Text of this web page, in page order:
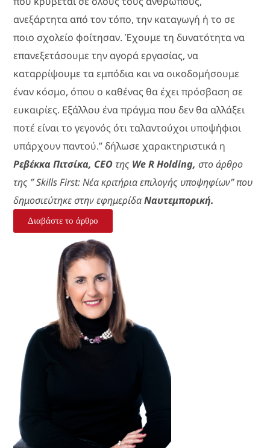
ανεξάρτητα από τον τόπο, την καταγωγή ή το σε
ποιο σχολείο φοίτησαν. Έχουμε τη δυνατότητα να
επανεξετάσουμε την αγορά εργασίας, να
καταρρίψουμε τα εμπόδια και να οικοδομήσουμε
έναν κόσμο, όπου ο καθένας θα έχει πρόσβαση σε
ευκαιρίες. Εξάλλου ένα πράγμα που δεν θα αλλάξει
ποτέ είναι το γεγονός ότι ταλαντούχοι υποψήφιοι
υπάρχουν παντού.” δήλωσε χαρακτηριστικά η
Ρεβέκκα Πιτσίκα, CEOτης We R Holding,στο άρθρο
της ” Skills First: Νέα κριτήρια επιλογής υποψηφίων” που
δημοσιεύτηκε στην εφημερίδαΝαυτεμπορική.
Διαβάστε το άρθρο